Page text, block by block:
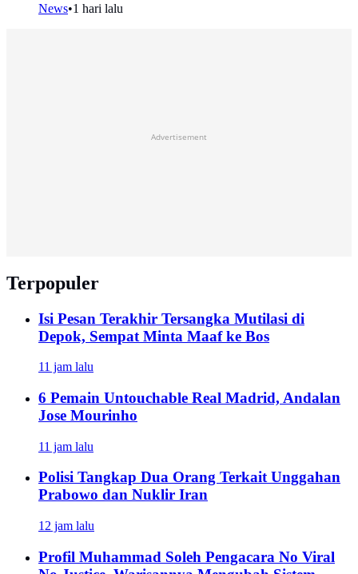
News•1 hari lalu
Advertisement
Terpopuler
Isi Pesan Terakhir Tersangka Mutilasi di
Depok, Sempat Minta Maaf ke Bos
11 jam lalu
6 Pemain Untouchable Real Madrid, Andalan
Jose Mourinho
11 jam lalu
Polisi Tangkap Dua Orang Terkait Unggahan
Prabowo dan Nuklir Iran
12 jam lalu
Profil Muhammad Soleh Pengacara No Viral